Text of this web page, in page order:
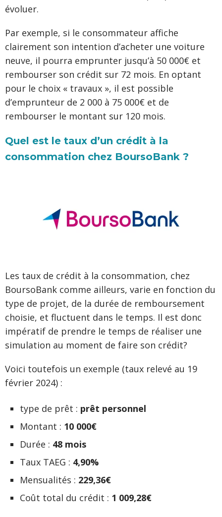
évoluer.
Par exemple, si le consommateur affiche
clairement son intention d’acheter une voiture
neuve, il pourra emprunter jusqu’à 50 000€ et
rembourser son crédit sur 72 mois. En optant
pour le choix « travaux », il est possible
d’emprunteur de 2 000 à 75 000€ et de
rembourser le montant sur 120 mois.
Quel est le taux d’un crédit à la
consommation chez BoursoBank ?
Les taux de crédit à la consommation, chez
BoursoBank comme ailleurs, varie en fonction du
type de projet, de la durée de remboursement
choisie, et fluctuent dans le temps. Il est donc
impératif de prendre le temps de réaliser une
simulation au moment de faire son crédit?
Voici toutefois un exemple (taux relevé au 19
février 2024) :
type de prêt : prêt personnel
Montant : 10 000€
Durée : 48 mois
Taux TAEG : 4,90%
Mensualités : 229,36€
Coût total du crédit : 1 009,28€